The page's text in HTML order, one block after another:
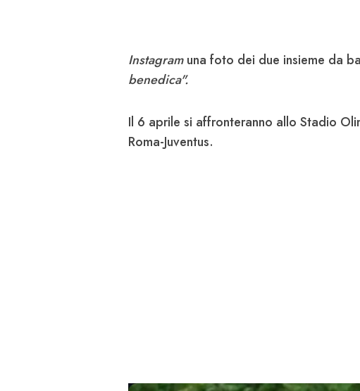
Instagramuna foto dei due insieme da
benedica".
Il 6 aprile si affronteranno allo Stadio
Roma-Juventus.